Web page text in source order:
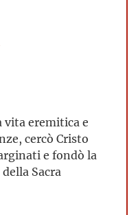
vita eremitica e
cercò Cristo
e fondò la
Sacra